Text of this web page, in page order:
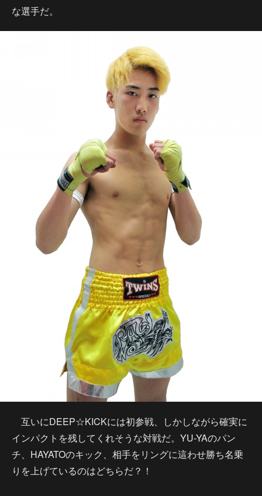
な選手だ。
互いにDEEP☆KICKには初参戦、しかしながら確実に
インパクトを残してくれそうな対戦だ。YU-YAのパン
チ、HAYATOのキック、相手をリングに這わせ勝ち名乗
りを上げているのはどちらだ？！